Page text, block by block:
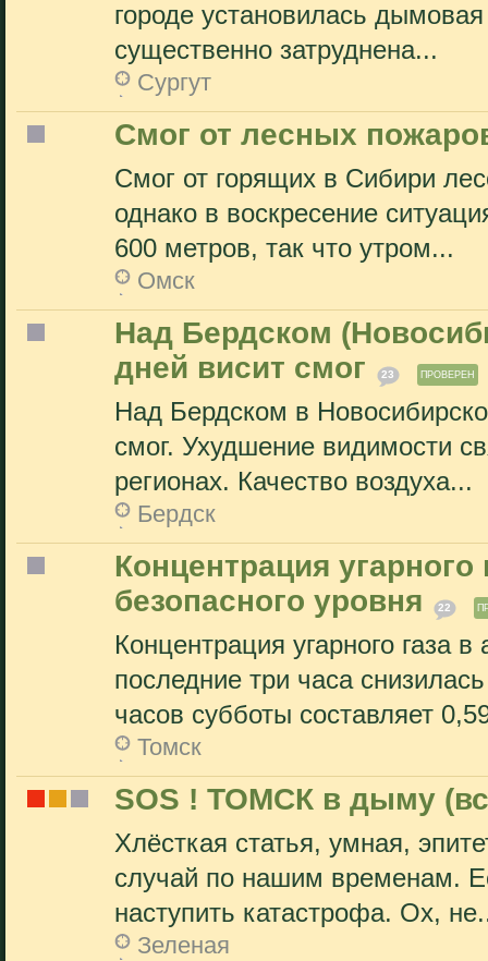
городе установилась
существенно затруднена...
Сургут
Смог от лесных
Смог от горящих в Сибири
однако в воскресение
600 метров, так что утром...
Омск
Над Бердском
дней висит смог
23 ПРОВЕРЕН
Над Бердском в
смог. Ухудшение видимости
регионах. Качество воздуха...
Бердск
Концентрация
безопасного уровня
22
Концентрация угарного газа
последние три часа
часов субботы составляет
Томск
SOS ! ТОМСК в дыму
Хлёсткая статья, умная,
случай по нашим временам.
наступить катастрофа. Ох,
Зеленая